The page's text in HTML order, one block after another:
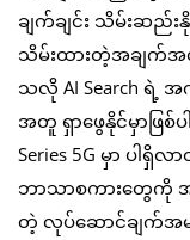
ချက်ချင်း သိမ်းဆည်
သိမ်းထားတဲ့အချက်အလ
သလို AI Search ရဲ့
အတူ ရှာဖွေနိုင်မှာဖြစ်
Series 5G မှာ ပ
ဘာသာစကားတွေကို
တဲ့ လုပ်ဆောင်ချက်အမျ